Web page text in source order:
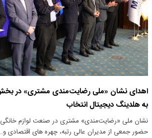
اهدای نشان «ملی رضایت‌مندی مشتری» در
به هلدینگ دیجیتال انتخاب
نشان ملی «رضایت‌مندی» مشتری در صنعت لوازم
حضور جمعی از مدیران عالی رتبه، چهره های اقتصادی